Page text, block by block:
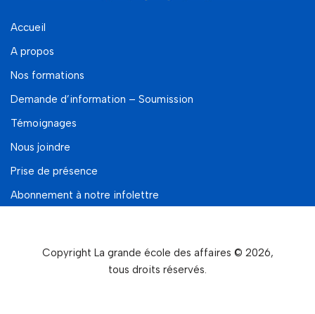
Accueil
A propos
Nos formations
Demande d’information – Soumission
Témoignages
Nous joindre
Prise de présence
Abonnement à notre infolettre
Copyright La grande école des affaires © 2026,
tous droits réservés.